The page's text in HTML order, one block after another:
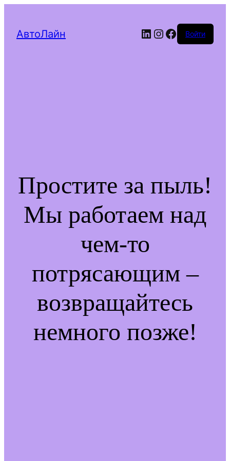
АвтоЛайн LinkedIn
Instagram
Facebook
Войти
Простите за пыль!
Мы работаем над
чем-то
потрясающим –
возвращайтесь
немного позже!